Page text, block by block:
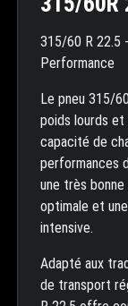
315/60 R 22.5
Performance
Le pneu 315/
poids lourds
capacité de
performances
une très
optimale et
intensive.
Adapté aux
de transport